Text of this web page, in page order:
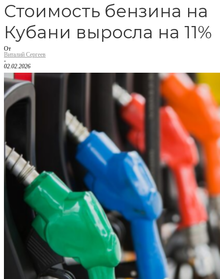
Стоимость бензина на
Кубани выросла на 11%
От
Виталий Сергеев
-
02.02.2026